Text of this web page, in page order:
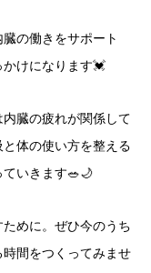
の働きをサポート
かけになります💓
内臓の疲れが関係して
体の使い方を整える
いきます🥗🌙
めに。ぜひ今のうち
間をつくってみませ